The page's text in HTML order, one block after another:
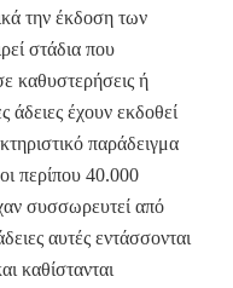
την έκδοση των
στάδια που
καθυστερήσεις ή
άδειες έχουν εκδοθεί
παράδειγμα
περίπου 40.000
συσσωρευτεί από
αυτές εντάσσονται
καθίστανται